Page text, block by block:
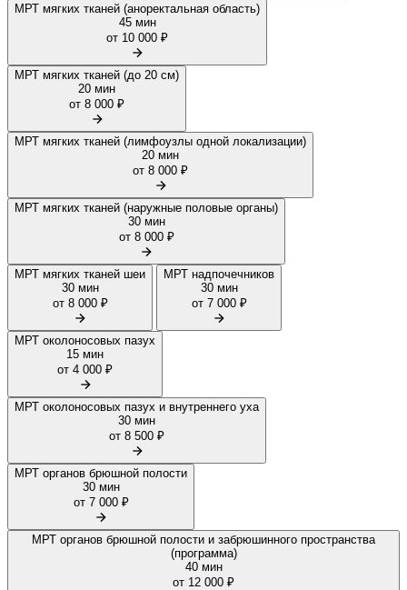
МРТ мягких тканей (аноректальная область)
45 мин
от 10 000 ₽
МРТ мягких тканей (до 20 см)
20 мин
от 8 000 ₽
МРТ мягких тканей (лимфоузлы одной локализации)
20 мин
от 8 000 ₽
МРТ мягких тканей (наружные половые органы)
30 мин
от 8 000 ₽
МРТ мягких тканей шеи
30 мин
от 8 000 ₽
МРТ надпочечников
30 мин
от 7 000 ₽
МРТ околоносовых пазух
15 мин
от 4 000 ₽
МРТ околоносовых пазух и внутреннего уха
30 мин
от 8 500 ₽
МРТ органов брюшной полости
30 мин
от 7 000 ₽
МРТ органов брюшной полости и забрюшинного пространства
(программа)
40 мин
от 12 000 ₽